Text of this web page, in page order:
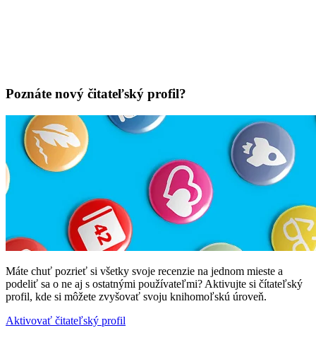
Poznáte nový čitateľský profil?
Máte chuť pozrieť si všetky svoje recenzie na jednom mieste a
podeliť sa o ne aj s ostatnými používateľmi? Aktivujte si čítateľský
profil, kde si môžete zvyšovať svoju knihomoľskú úroveň.
Aktivovať čitateľský profil